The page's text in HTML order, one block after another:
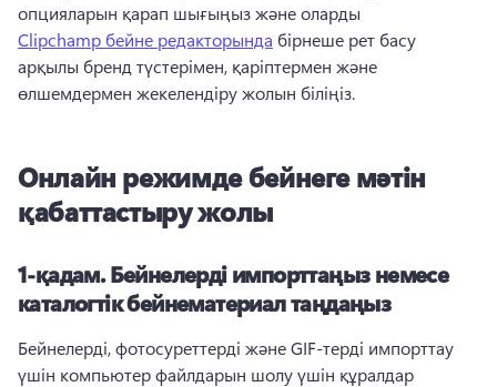
опцияларын қарап шығыңыз және оларды
Clipchamp бейне редакторында бірнеше рет басу
арқылы бренд түстерімен, қаріптермен және
өлшемдермен жекелендіру жолын біліңіз.
Онлайн режимде бейнеге мәтін
қабаттастыру жолы
1-қадам. Бейнелерді импорттаңыз немесе
каталогтік бейнематериал таңдаңыз
Бейнелерді, фотосуреттерді және GIF-терді импорттау
үшін компьютер файлдарын шолу үшін құралдар